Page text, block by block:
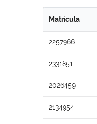
Matrícula
2257966
2331851
2026459
2134954